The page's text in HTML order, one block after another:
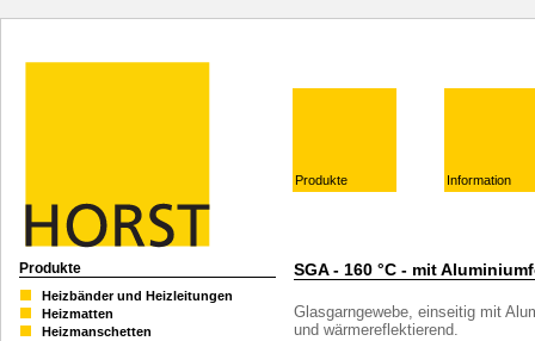
Produkte Information
Produkte
Heizbänder und Heizleitungen
Heizmatten
Heizmanschetten
SGA - 160 °C - mit
Glasgarngewebe, einseitig mit
und wärmereflektierend.